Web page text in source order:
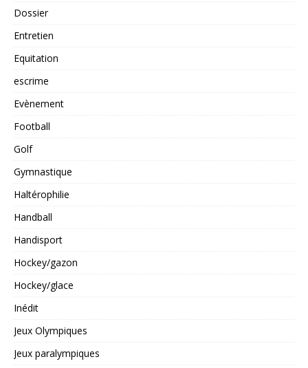
Dossier
Entretien
Equitation
escrime
Evènement
Football
Golf
Gymnastique
Haltérophilie
Handball
Handisport
Hockey/gazon
Hockey/glace
Inédit
Jeux Olympiques
Jeux paralympiques